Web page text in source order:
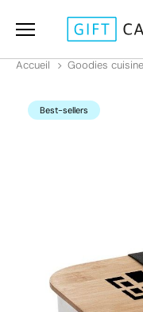
Accueil Goodies cuisine
Best-sellers